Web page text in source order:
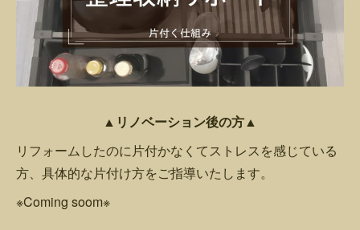
▲リノベーション後の方▲
リフォームしたのに片付かなくてストレスを感じている
方、具体的な片付け方をご指導いたします。
※Coming soom※